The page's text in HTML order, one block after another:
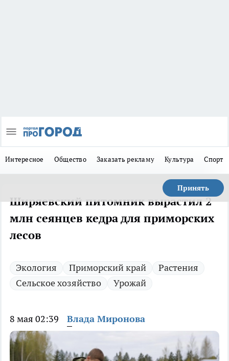
Интересное Общество Заказать рекламу Культура Спорт
Принять
Ширяевский питомник вырастил 2
млн сеянцев кедра для приморских
лесов
Экология Приморский край
Растения
Сельское хозяйство
Урожай
8 мая 02:39 Влада Миронова